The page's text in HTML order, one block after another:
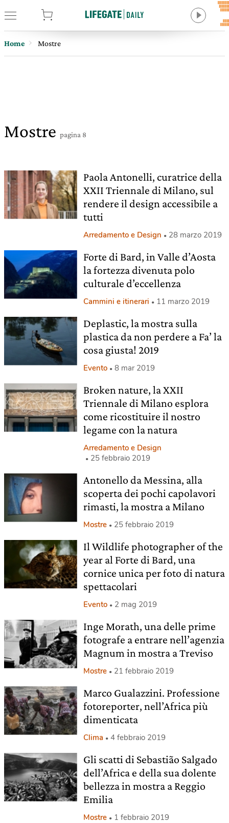
Home Mostre
Mostre pagina 8
Paola Antonelli, curatrice della
XXII Triennale di Milano, sul
rendere il design accessibile a
tutti
Arredamento e Design 28 marzo 2019
Forte di Bard, in Valle d’Aosta
la fortezza divenuta polo
culturale d’eccellenza
Cammini e itinerari 11 marzo 2019
Deplastic, la mostra sulla
plastica da non perdere a Fa’ la
cosa giusta! 2019
Evento 8 mar 2019
Broken nature, la XXII
Triennale di Milano esplora
come ricostituire il nostro
legame con la natura
Arredamento e Design
25 febbraio 2019
Antonello da Messina, alla
scoperta dei pochi capolavori
rimasti, la mostra a Milano
Mostre 25 febbraio 2019
Il Wildlife photographer of the
year al Forte di Bard, una
cornice unica per foto di natura
spettacolari
Evento 2 mag 2019
Inge Morath, una delle prime
fotografe a entrare nell’agenzia
Magnum in mostra a Treviso
Mostre 21 febbraio 2019
Marco Gualazzini. Professione
fotoreporter, nell’Africa più
dimenticata
Clima 4 febbraio 2019
Gli scatti di Sebastião Salgado
dell’Africa e della sua dolente
bellezza in mostra a Reggio
Emilia
Mostre 1 febbraio 2019